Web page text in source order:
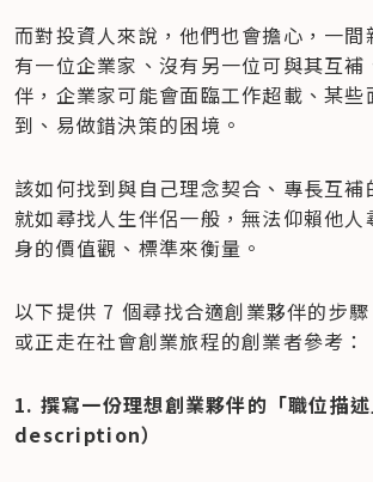
而對投資人來說，他們也會擔心，一間
有一位企業家、沒有另一位可與其互補
伴，企業家可能會面臨工作超載、某些
到、易做錯決策的困境。
該如何找到與自己理念契合、專長互補
就如尋找人生伴侶一般，無法仰賴他人
身的價值觀、標準來衡量。
以下提供 7 個尋找合適創業夥伴的步驟
或正走在社會創業旅程的創業者參考：
1. 撰寫一份理想創業夥伴的「職位描
description）